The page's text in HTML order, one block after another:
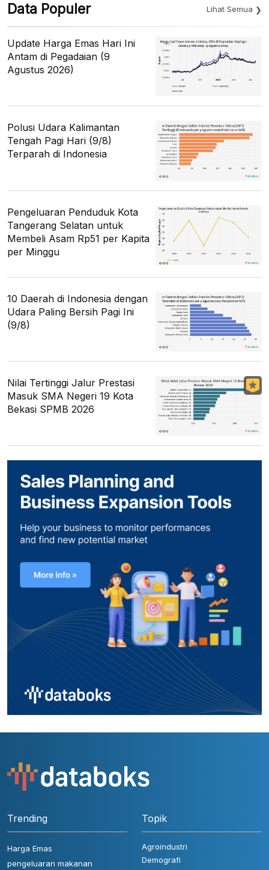
Data Populer Lihat Semua
Update Harga Emas Hari Ini
Antam di Pegadaian (9
Agustus 2026)
Polusi Udara Kalimantan
Tengah Pagi Hari (9/8)
Terparah di Indonesia
Pengeluaran Penduduk Kota
Tangerang Selatan untuk
Membeli Asam Rp51 per Kapita
per Minggu
10 Daerah di Indonesia dengan
Udara Paling Bersih Pagi Ini
(9/8)
Nilai Tertinggi Jalur Prestasi
Masuk SMA Negeri 19 Kota
Bekasi SPMB 2026
Trending
Harga Emas
pengeluaran makanan
Topik
Agroindustri
Demografi